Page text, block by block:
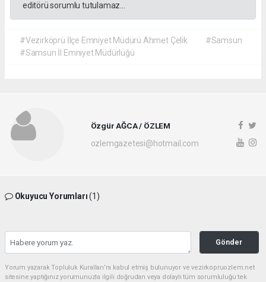
editörü sorumlu tutulamaz...
#Vezirköprü İlçe Emniyet Müdürü Ahmet Çelik
#Samsun
#Samsun İl Emniyet Müdürlüğü
Özgür AĞCA / ÖZLEM
ozlemgazetesi@hotmail.com
Okuyucu Yorumları(1)
Gönder
Yorum yazarak Topluluk Kuralları’nı kabul etmiş bulunuyor ve vezirkopruozlem.net
sitesine yaptığınız yorumunuzla ilgili doğrudan veya dolaylı tüm sorumluluğu tek